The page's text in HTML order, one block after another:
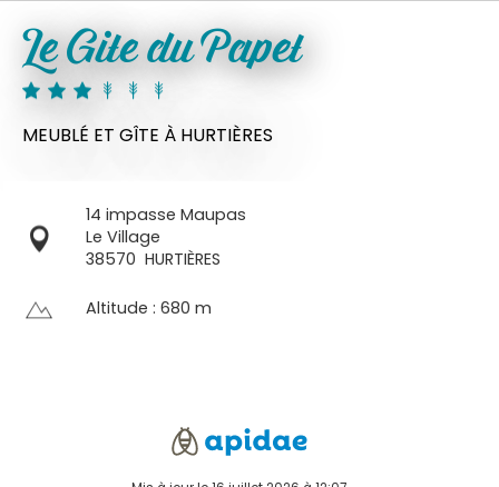
Le Gite du Papet
MEUBLÉ ET GÎTE À HURTIÈRES
14 impasse Maupas
Le Village
38570 HURTIÈRES
Altitude : 680 m